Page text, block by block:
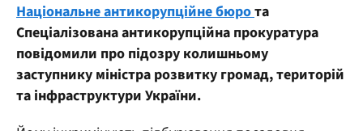
Національне антикорупційне бюрота
Спеціалізована антикорупційна прокуратура
повідомили про підозру колишньому
заступнику міністра розвитку громад, територій
та інфраструктури України.